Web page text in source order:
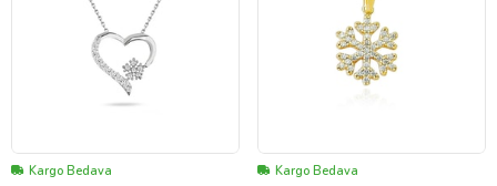
Kargo Bedava Kargo Bedava